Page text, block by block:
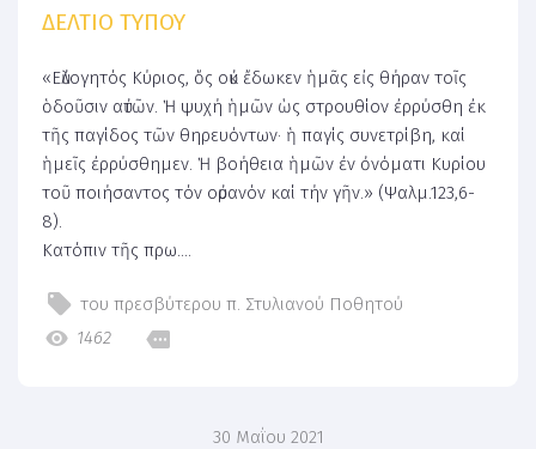
ΔΕΛΤΙΟ ΤΥΠΟΥ
«Εὐλογητός Κύριος, ὅς οὐκ ἔδωκεν ἡμᾶς εἰς θήραν τοῖς
ὁδοῦσιν αὐτῶν. Ἡ ψυχή ἡμῶν ὡς στρουθίον ἐρρύσθη ἐκ
τῆς παγίδος τῶν θηρευόντων· ἡ παγίς συνετρίβη, καί
ἡμεῖς ἐρρύσθημεν. Ἡ βοήθεια ἡμῶν ἐν ὀνόματι Κυρίου
τοῦ ποιήσαντος τόν οὐρανόν καί τήν γῆν.» (Ψαλμ.123,6-
8).
Κατόπιν τῆς πρω....
του πρεσβύτερου π. Στυλιανού Ποθητού
1462
30 Μαΐου 2021